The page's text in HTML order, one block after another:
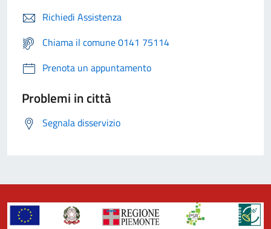
Richiedi Assistenza
Chiama il comune 0141 75114
Prenota un appuntamento
Problemi in città
Segnala disservizio